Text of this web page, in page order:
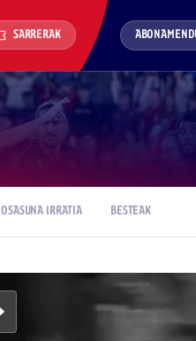
SARRERAK
OSASUNA IRRATIA BESTEAK